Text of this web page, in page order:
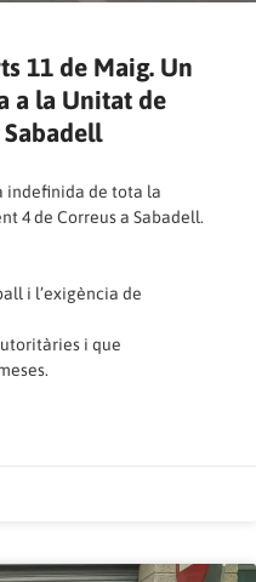
11 de Maig. Un
a la Unitat de
indefinida de tota la
4 de Correus a Sabadell.
i l’exigència de
i que